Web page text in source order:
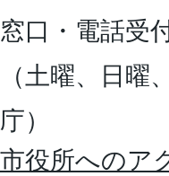
窓口・電話受
（土曜、日
庁）
市役所へのア